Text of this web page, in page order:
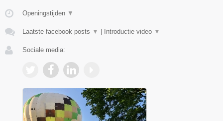
Openingstijden ▼
Laatste facebook posts ▼ | Introductie video ▼
Sociale media: